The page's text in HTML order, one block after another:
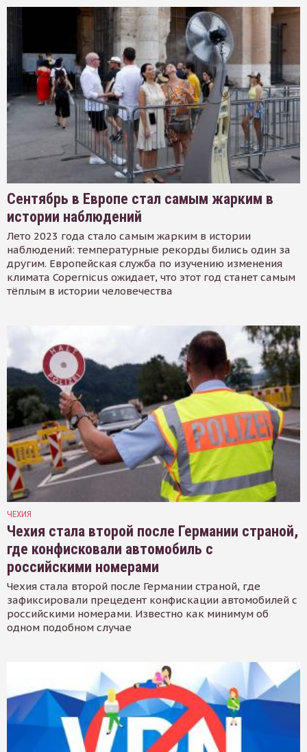
Сентябрь в Европе стал самым жарким в
истории наблюдений
Лето 2023 года стало самым жарким в истории
наблюдений: температурные рекорды бились один за
другим. Европейская служба по изучению изменения
климата Copernicus ожидает, что этот год станет самым
тёплым в истории человечества
ЧЕХИЯ
Чехия стала второй после Германии страной,
где конфисковали автомобиль с
российскими номерами
Чехия стала второй после Германии страной, где
зафиксировали прецедент конфискации автомобилей с
российскими номерами. Известно как минимум об
одном подобном случае